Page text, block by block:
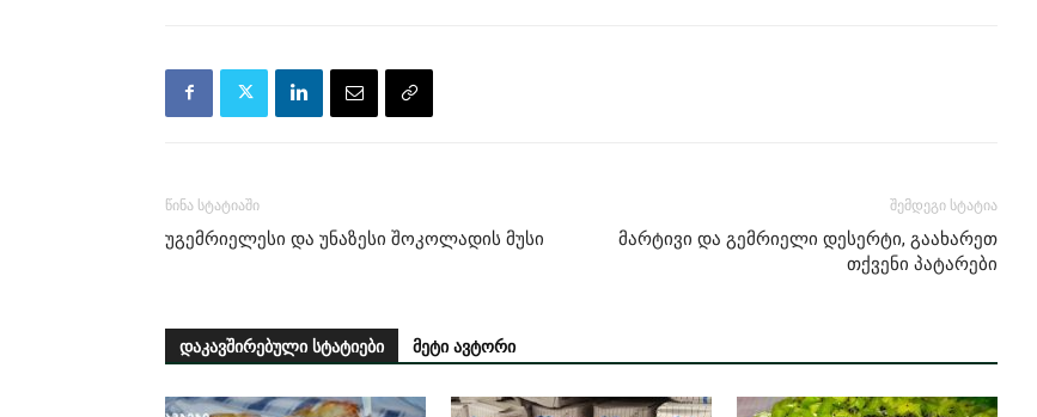
წინა სტატიაში
უგემრიელესი და უნაზესი შოკოლადის მუსი
შემდეგი სტატია
მარტივი და გემრიელი დესერტი, გაახარეთ
თქვენი პატარები
დაკავშირებული სტატიები მეტი ავტორი